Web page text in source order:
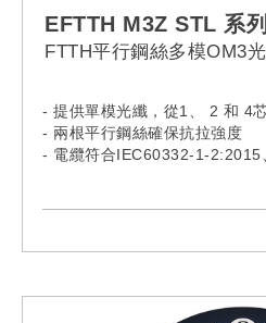
EFTTH M3Z STL 系列
FTTH平行鋼絲多模OM3
- 提供單模光纖，從1、 2 和 4
- 兩根平行鋼絲確保抗拉強度
- 電纜符合IEC60332-1-